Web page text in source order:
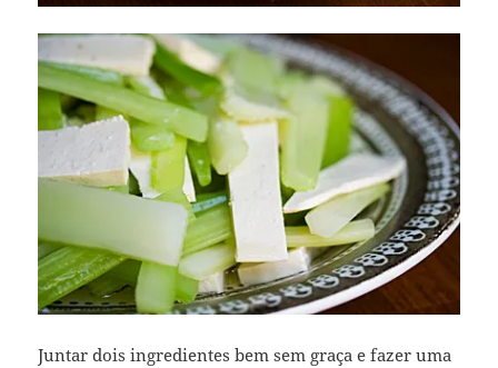
Juntar dois ingredientes bem sem graça e fazer uma